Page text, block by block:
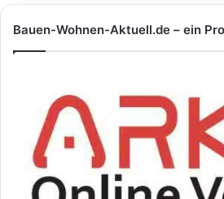
Bauen-Wohnen-Aktuell.de – ein